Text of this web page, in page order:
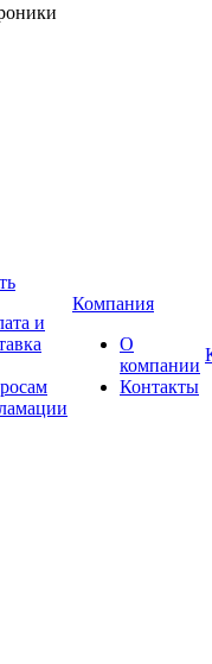
и
Компания
О
компании
Контакты